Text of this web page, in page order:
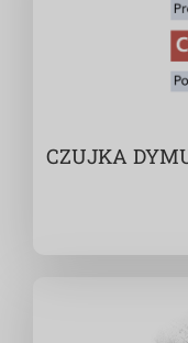
CZUJKA